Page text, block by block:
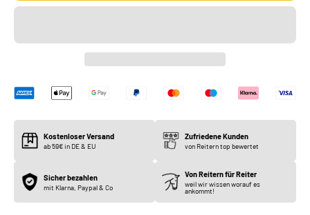
Kostenloser Versand
ab 59€ in DE & EU
Zufriedene Kunden
von Reitern top bewertet
Sicher bezahlen
mit Klarna, Paypal & Co
Von Reitern für Reiter
weil wir wissen worauf es
ankommt!